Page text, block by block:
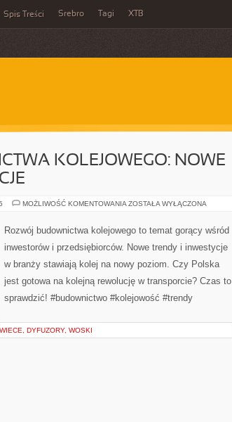
Spis Treści Srebro Tagi XTB
KOLEJOWEGO: NOWE
MOŻLIWOŚĆ KOMENTOWANIA ROZWÓJ
NOWE
TRENDY
INWESTYCJE
ZOSTAŁA WYŁĄCZONA
Rozwój budownictwa kolejowego to temat gorący wśród
inwestorów i przedsiębiorców. Nowe trendy i inwestycje
w branży stawiają kolej na nowy poziom. Czy Polska
jest gotowa na kolejną rewolucję w transporcie? Czas to
sprawdzić! #budownictwo #kolejowość #trendy
DYFUZORY, WOSKI